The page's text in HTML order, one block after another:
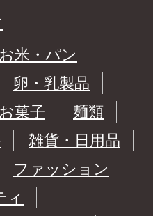
お米・パン
卵・乳製品
お菓子
麺類
雑貨・日用品
ファッション
ィ